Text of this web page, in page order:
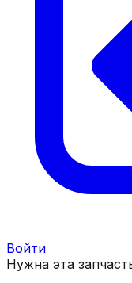
Войти
Нужна эта